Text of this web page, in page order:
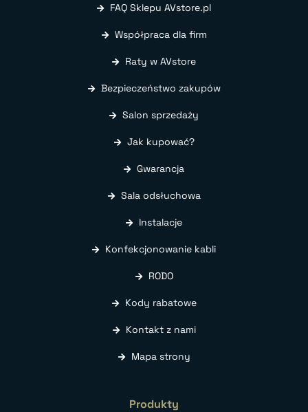
FAQ Sklepu AVstore.pl
Współpraca dla firm
Raty w AVstore
Bezpieczeństwo zakupów
Salon sprzedaży
Jak kupować?
Gwarancja
Sala odsłuchowa
Instalacje
Konfekcjonowanie kabli
RODO
Kody rabatowe
Kontakt z nami
Mapa strony
Produkty